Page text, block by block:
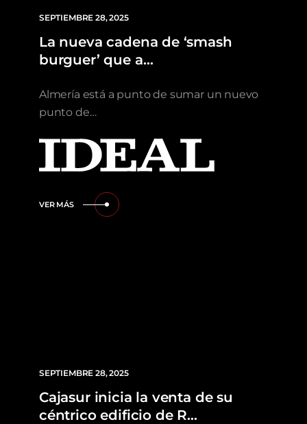
SEPTIEMBRE 28, 2025
La nueva cadena de ‘smash
burguer’ que a…
Almería está a punto de sumar un nuevo
punto de…
VER MÁS
SEPTIEMBRE 28, 2025
Cajasur inicia la venta de su
céntrico edificio de R…